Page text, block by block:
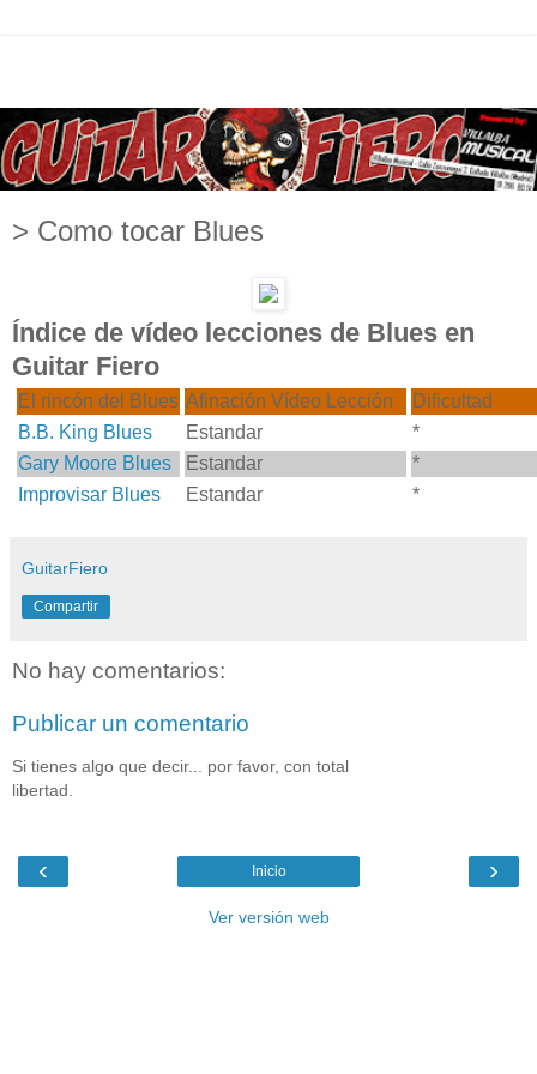
> Como tocar Blues
Índice de vídeo lecciones de Blues en
Guitar Fiero
El rincón del Blues Afinación Vídeo Lección
Dificultad
B.B. King Blues
Estandar
*
Gary Moore Blues
Estandar
*
Improvisar Blues
Estandar *
GuitarFiero
Compartir
No hay comentarios:
Publicar un comentario
Si tienes algo que decir... por favor, con total
libertad.
‹ ›
Inicio
Ver versión web